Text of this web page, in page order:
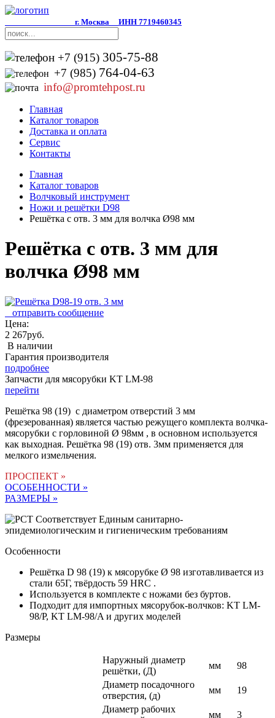
г. Москва ИНН 7719460345
+7 (915) 305-75-88
+7 (985) 764-04-63
info@promtehpost.ru
Главная
Каталог товаров
Доставка и оплата
Сервис
Контакты
Главная
Каталог товаров
Волчковый инструмент
Ножи и решётки D98
Решётка с отв. 3 мм для волчка Ø98 мм
Решётка с отв. 3 мм для
волчка Ø98 мм
отправить сообщение
Цена:
2 267руб.
В наличии
Гарантия производителя
подробнее
Запчасти для мясорубки KT LM-98
перейти
Решётка 98 (19) с диаметром отверстий 3 мм
(фрезерованная) является частью режущего комплекта волчка-
мясорубки с горловиной Ø 98мм , в основном используется
как выходная. Решётка 98 (19) отв. 3мм применяется для
мелкого измельчения.
ПРОСПЕКТ »
ОСОБЕННОСТИ »
РАЗМЕРЫ »
Соответствует Единым санитарно-
эпидемиологическим и гигиеническим требованиям
Особенности
Решётка D 98 (19) к мясорубке Ø 98 изготавливается из
стали 65Г, твёрдость 59 HRC .
Используется в комплекте с ножами без буртов.
Подходит для импортных мясорубок-волчков: KT LM-
98/P, KT LM-98/A и других моделей
Размеры
Наружный диаметр
решётки, (Д)
мм
98
Диаметр посадочного
отверстия, (д)
мм
19
Диаметр рабочих
мм
3